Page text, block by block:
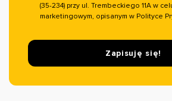
(35-234) przy ul. Trembeckiego 11A w
marketingowym, opisanym w Polityce
Zapisuję się!